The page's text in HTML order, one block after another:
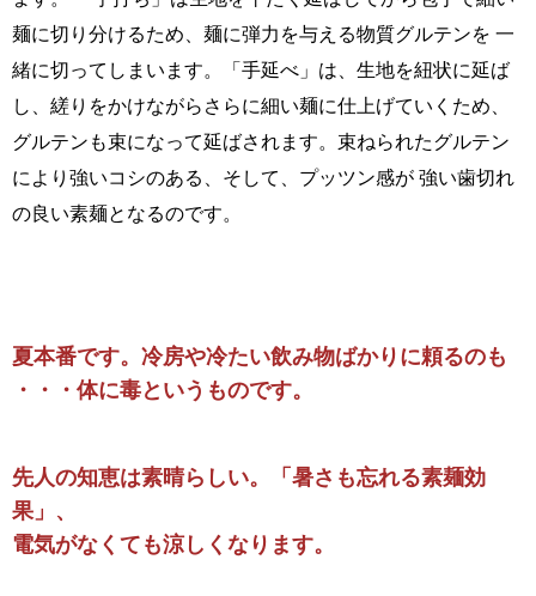
麺に切り分けるため、麺に弾力を与える物質グルテンを 一
緒に切ってしまいます。「手延べ」は、生地を紐状に延ば
し、縒りをかけながらさらに細い麺に仕上げていくため、
グルテンも束になって延ばされます。束ねられたグルテン
により強いコシのある、そして、プッツン感が 強い歯切れ
の良い素麺となるのです。
夏本番です。冷房や冷たい飲み物ばかりに頼るのも
・・・体に毒というものです。
先人の知恵は素晴らしい。「暑さも忘れる素麺効
果」、
電気がなくても涼しくなります。